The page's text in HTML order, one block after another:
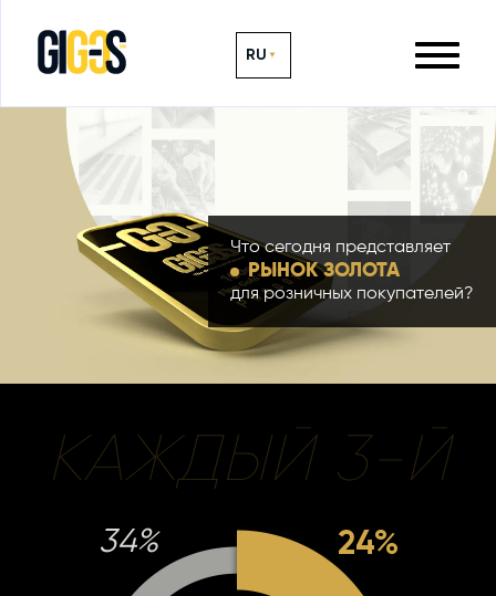
RU
Что сегодня представляет
РЫНОК ЗОЛОТА
для розничных покупателей?
КАЖДЫЙ 3-Й
34% 24%